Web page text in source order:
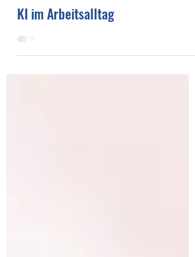
22. Feb. 2024
2 Min. Lesezeit
KI im Arbeitsalltag